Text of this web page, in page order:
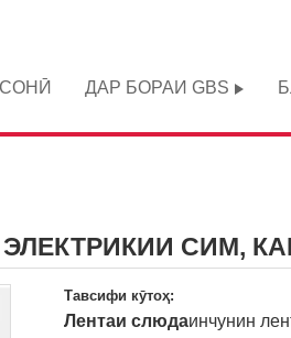
ДАР БОРАИ GBS
СИМ,
Тавсифи кӯтоҳ:
Лентаи слюдаинчунин